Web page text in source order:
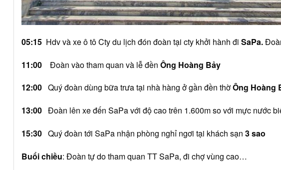
05:15 Hdv và xe ô tô Cty du lịch đón đoàn tại cty khởi hành đi SaPa.
11:00 Đoàn vào tham quan và lễ đền Ông Hoàng Bảy
12:00 Quý đoàn dùng bữa trưa tại nhà hàng ở gần đền thờÔng Hoàng
13:00 Đoàn lên xe đến SaPa với độ cao trên 1.600m so với mực nước
15:30 Quý đoàn tới SaPa nhận phòng nghỉ ngơi tại khách sạn 3 sao
Buổi chiều: Đoàn tự do tham quan TT SaPa, đi chợ vùng cao…